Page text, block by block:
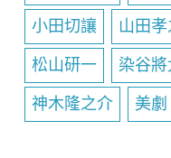
小田切讓 山田孝
松山研一 染谷將
神木隆之介 美劇